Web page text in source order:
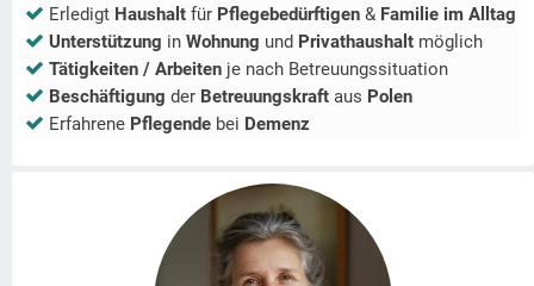
Erledigt Haushalt für Pflegebedürftigen & Familie im Alltag
Unterstützung in Wohnung und Privathaushalt möglich
Tätigkeiten / Arbeiten je nach Betreuungssituation
Beschäftigung der Betreuungskraft aus Polen
Erfahrene Pflegende bei Demenz